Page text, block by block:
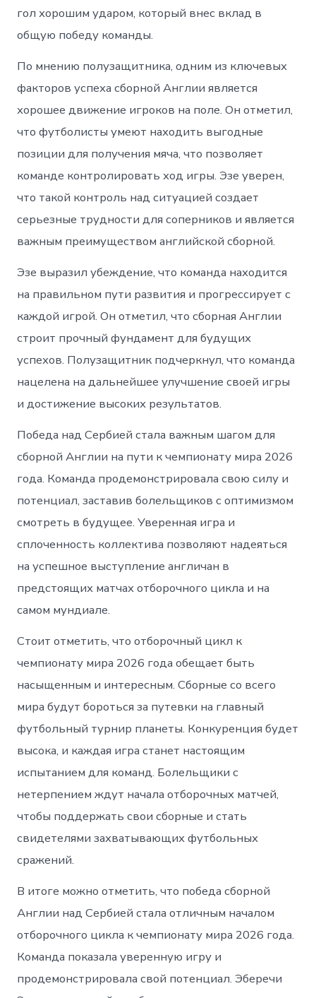
гол хорошим ударом, который внес вклад в
общую победу команды.
По мнению полузащитника, одним из ключевых
факторов успеха сборной Англии является
хорошее движение игроков на поле. Он отметил,
что футболисты умеют находить выгодные
позиции для получения мяча, что позволяет
команде контролировать ход игры. Эзе уверен,
что такой контроль над ситуацией создает
серьезные трудности для соперников и является
важным преимуществом английской сборной.
Эзе выразил убеждение, что команда находится
на правильном пути развития и прогрессирует с
каждой игрой. Он отметил, что сборная Англии
строит прочный фундамент для будущих
успехов. Полузащитник подчеркнул, что команда
нацелена на дальнейшее улучшение своей игры
и достижение высоких результатов.
Победа над Сербией стала важным шагом для
сборной Англии на пути к чемпионату мира 2026
года. Команда продемонстрировала свою силу и
потенциал, заставив болельщиков с оптимизмом
смотреть в будущее. Уверенная игра и
сплоченность коллектива позволяют надеяться
на успешное выступление англичан в
предстоящих матчах отборочного цикла и на
самом мундиале.
Стоит отметить, что отборочный цикл к
чемпионату мира 2026 года обещает быть
насыщенным и интересным. Сборные со всего
мира будут бороться за путевки на главный
футбольный турнир планеты. Конкуренция будет
высока, и каждая игра станет настоящим
испытанием для команд. Болельщики с
нетерпением ждут начала отборочных матчей,
чтобы поддержать свои сборные и стать
свидетелями захватывающих футбольных
сражений.
В итоге можно отметить, что победа сборной
Англии над Сербией стала отличным началом
отборочного цикла к чемпионату мира 2026 года.
Команда показала уверенную игру и
продемонстрировала свой потенциал. Эберечи